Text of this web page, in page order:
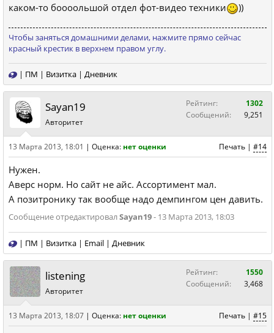
каком-то боооольшой отдел фот-видео техники
))
Чтобы заняться домашними делами, нажмите прямо сейчас
красный крестик в верхнем правом углу.
| ПМ | Визитка | Дневник
Sayan19
Авторитет
Рейтинг:
1302
Сообщений:
9,251
Печать | #14
13 Марта 2013, 18:01 | Оценка: нет оценки
Нужен.
Аверс норм. Но сайт не айс. Ассортимент мал.
А позитронику так вообще надо демпингом цен давить.
Сообщение отредактировалSayan19- 13 Марта 2013, 18:03
| ПМ | Визитка | Email | Дневник
listening
Авторитет
Рейтинг:
1550
Сообщений:
3,468
Печать | #15
13 Марта 2013, 18:07 | Оценка: нет оценки